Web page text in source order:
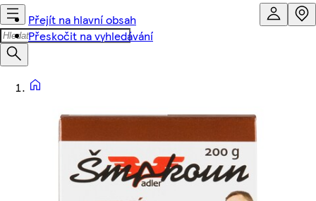
Přejít na hlavní obsah
Přeskočit na vyhledávání